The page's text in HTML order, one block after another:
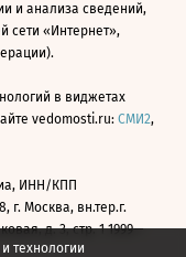
технологии
и анализа сведений,
сети «Интернет»,
в виджетах
vedomosti.ru: СМИ2,
ИНН/КПП
г. Москва, вн.тер.г.
д. 3, стр. 1 1999—